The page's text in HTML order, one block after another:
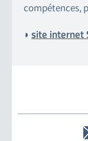
compétences,
◗ site internet